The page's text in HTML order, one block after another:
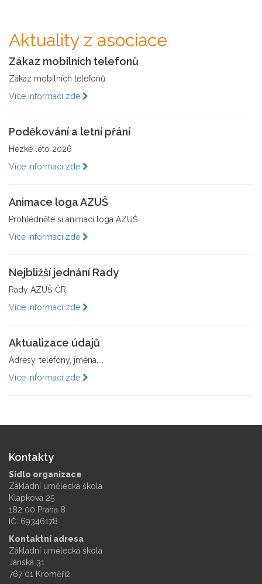
Aktuality z asociace
Zákaz mobilních telefonů
Zákaz mobilních telefonů
Více informací zde
Poděkování a letní přání
Hezké léto 2026
Více informací zde
Animace loga AZUŠ
Prohlédněte si animaci loga AZUŠ
Více informací zde
Nejbližší jednání Rady
Rady AZUŠ ČR
Více informací zde
Aktualizace údajů
Adresy, telefony, jména,...
Více informací zde
Kontakty
Sídlo organizace
Základní umělecká škola
Klapkova 25
182 00 Praha 8
IČ: 69346178
Kontaktní adresa
Základní umělecká škola
Jánská 31
767 01 Kroměříž